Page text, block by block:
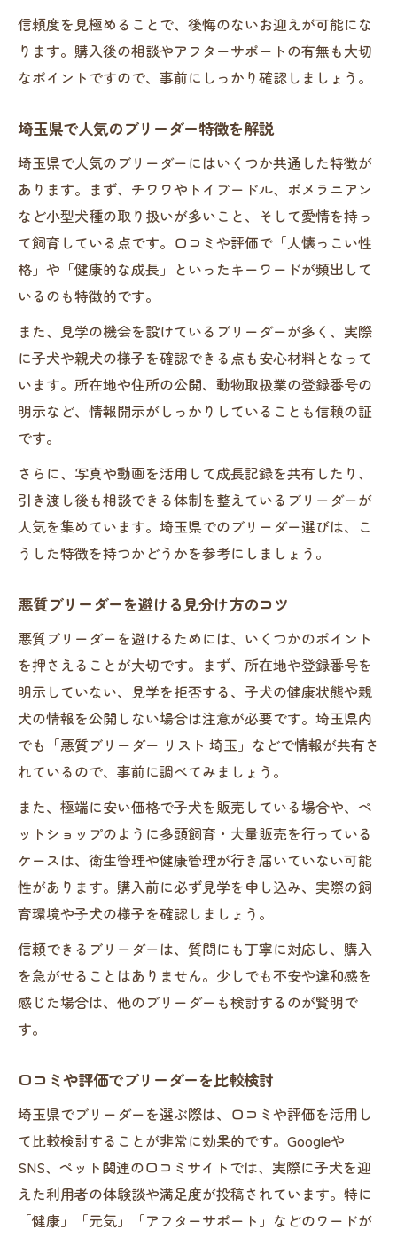
子犬の親犬や飼育環境を細かくチェック
信頼できるブリーダーとの対話のポイント
健康相談ができるブリーダーのサポート力
お迎え後も安心なブリーダーの対応事例
埼玉県で充実したサポートが受けられる理
由
成長やしつけ相談ができる体制の重要性
ブリーダーニーズを反映したサポート内容
ペットショップとブリーダーの違いを解説
ブリーダーとペットショップの役割の違い
埼玉県で選ばれる理由を比較視点で解説
ブリーダーならではの育成環境の強みとは
価格や健康管理体制の違いを理解する
信頼度を見極めることで、後悔のないお迎えが可能にな
ります。購入後の相談やアフターサポートの有無も大切
なポイントですので、事前にしっかり確認しましょう。
埼玉県で人気のブリーダー特徴を解説
埼玉県で人気のブリーダーにはいくつか共通した特徴が
あります。まず、チワワやトイプードル、ポメラニアン
など小型犬種の取り扱いが多いこと、そして愛情を持っ
て飼育している点です。口コミや評価で「人懐っこい性
格」や「健康的な成長」といったキーワードが頻出して
いるのも特徴的です。
また、見学の機会を設けているブリーダーが多く、実際
に子犬や親犬の様子を確認できる点も安心材料となって
います。所在地や住所の公開、動物取扱業の登録番号の
明示など、情報開示がしっかりしていることも信頼の証
です。
さらに、写真や動画を活用して成長記録を共有したり、
引き渡し後も相談できる体制を整えているブリーダーが
人気を集めています。埼玉県でのブリーダー選びは、こ
うした特徴を持つかどうかを参考にしましょう。
悪質ブリーダーを避ける見分け方のコツ
悪質ブリーダーを避けるためには、いくつかのポイント
を押さえることが大切です。まず、所在地や登録番号を
明示していない、見学を拒否する、子犬の健康状態や親
犬の情報を公開しない場合は注意が必要です。埼玉県内
でも「悪質ブリーダー リスト 埼玉」などで情報が共有さ
れているので、事前に調べてみましょう。
また、極端に安い価格で子犬を販売している場合や、ペ
ットショップのように多頭飼育・大量販売を行っている
ケースは、衛生管理や健康管理が行き届いていない可能
性があります。購入前に必ず見学を申し込み、実際の飼
育環境や子犬の様子を確認しましょう。
信頼できるブリーダーは、質問にも丁寧に対応し、購入
を急がせることはありません。少しでも不安や違和感を
感じた場合は、他のブリーダーも検討するのが賢明で
す。
口コミや評価でブリーダーを比較検討
埼玉県でブリーダーを選ぶ際は、口コミや評価を活用し
て比較検討することが非常に効果的です。Googleや
SNS、ペット関連の口コミサイトでは、実際に子犬を迎
えた利用者の体験談や満足度が投稿されています。特に
「健康」「元気」「アフターサポート」などのワードが